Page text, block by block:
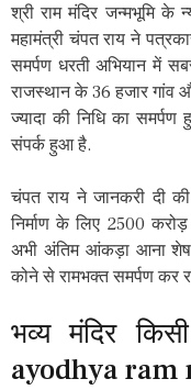
श्री राम मंदिर जन्मभूमि के
महामंत्री चंपत राय ने
समर्पण धरती अभियान में
राजस्थान के 36 हजार गांव
ज्यादा की निधि का
संपर्क हुआ है.
चंपत राय ने जानकरी दी
निर्माण के लिए 2500
अभी अंतिम आंकड़ा आना शेष
कोने से रामभक्त समर्पण कर
भव्य मंदिर
ayodhya ram